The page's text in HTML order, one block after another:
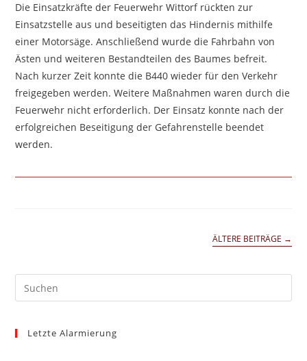
Die Einsatzkräfte der Feuerwehr Wittorf rückten zur
Einsatzstelle aus und beseitigten das Hindernis mithilfe
einer Motorsäge. Anschließend wurde die Fahrbahn von
Ästen und weiteren Bestandteilen des Baumes befreit.
Nach kurzer Zeit konnte die B440 wieder für den Verkehr
freigegeben werden. Weitere Maßnahmen waren durch die
Feuerwehr nicht erforderlich. Der Einsatz konnte nach der
erfolgreichen Beseitigung der Gefahrenstelle beendet
werden.
ÄLTERE BEITRÄGE →
Letzte Alarmierung